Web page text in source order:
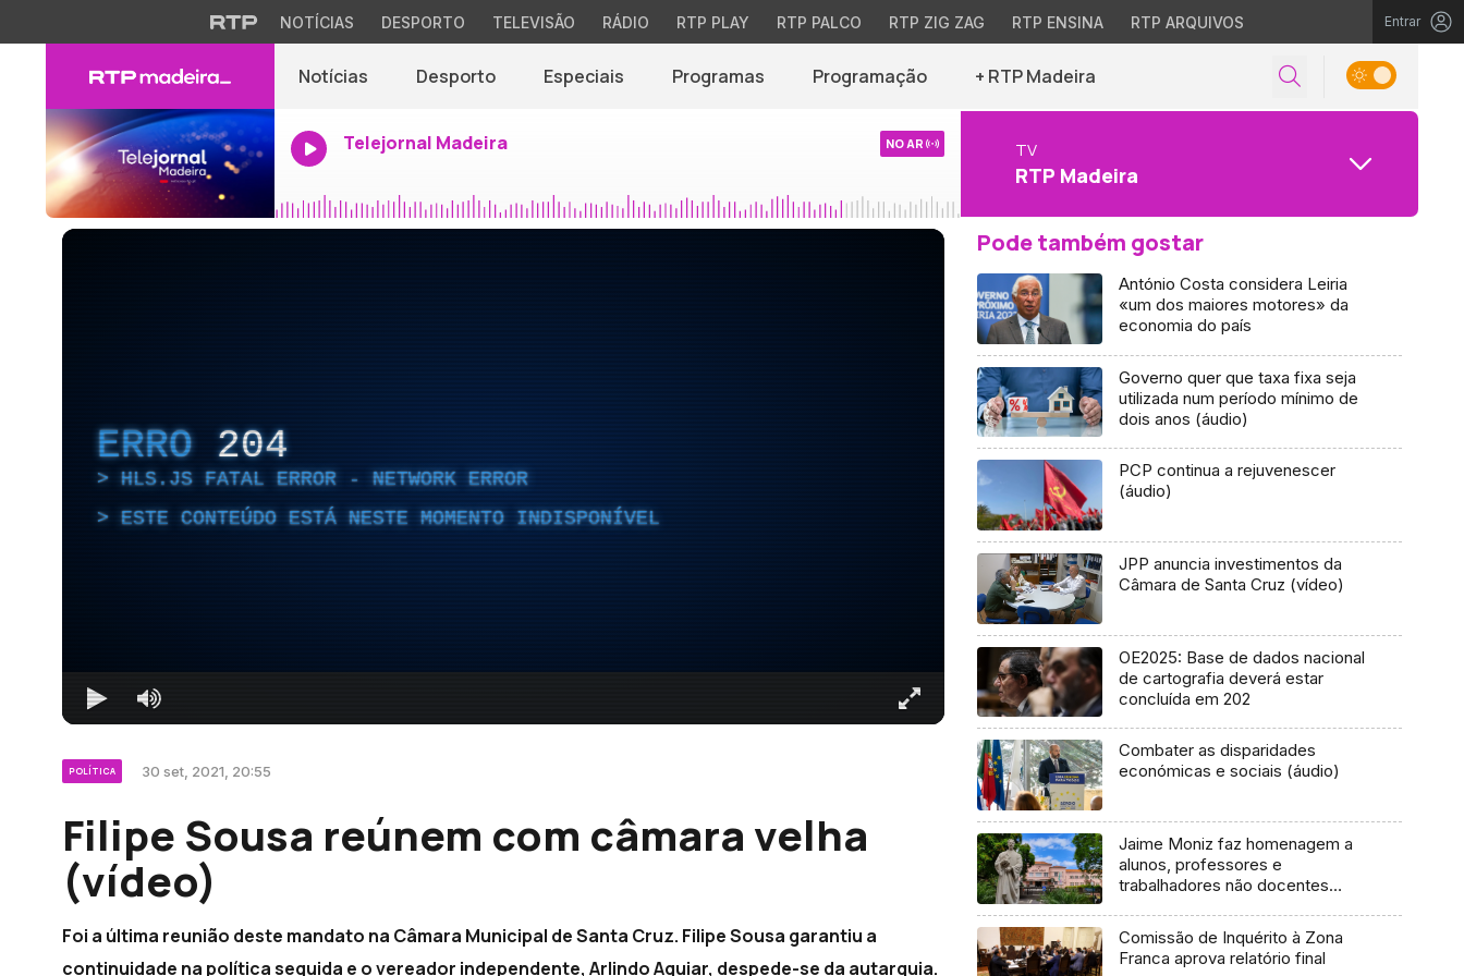
NOTÍCIAS DESPORTO TELEVISÃO RÁDIO RTP PLAY RTP PALCO RTP ZIG ZAG RTP ENSINA RTP ARQUIVOS Entrar
Notícias Desporto Especiais Programas Programação + RTP Madeira
Telejornal Madeira NO AR TV
RTP Madeira
ERRO 204
HLS.JS FATAL ERROR - NETWORK ERROR
ESTE CONTEÚDO ESTÁ NESTE MOMENTO INDISPONÍVEL
POLÍTICA 30 set, 2021, 20:55
Filipe Sousa reúnem com câmara velha
(vídeo)
Foi a última reunião deste mandato na Câmara Municipal de Santa Cruz. Filipe Sousa garantiu a
continuidade na política seguida e o vereador independente, Arlindo Aguiar, despede-se da autarquia.
Pode também gostar
António Costa considera Leiria
«um dos maiores motores» da
economia do país
Governo quer que taxa fixa seja
utilizada num período mínimo de
dois anos (áudio)
PCP continua a rejuvenescer
(áudio)
JPP anuncia investimentos da
Câmara de Santa Cruz (vídeo)
OE2025: Base de dados nacional
de cartografia deverá estar
concluída em 202
Combater as disparidades
económicas e sociais (áudio)
Jaime Moniz faz homenagem a
alunos, professores e
trabalhadores não docentes
Comissão de Inquérito à Zona
Franca aprova relatório final